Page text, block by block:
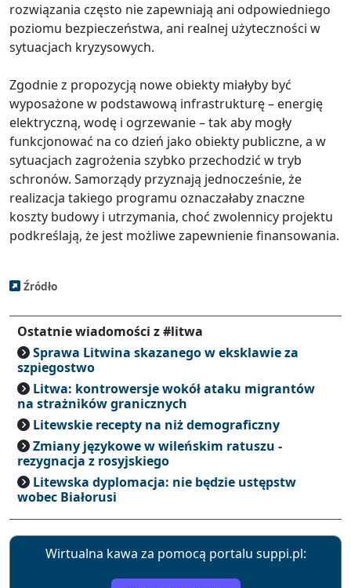
rozwiązania często nie zapewniają ani odpowiedniego
poziomu bezpieczeństwa, ani realnej użyteczności w
sytuacjach kryzysowych.
Zgodnie z propozycją nowe obiekty miałyby być
wyposażone w podstawową infrastrukturę – energię
elektryczną, wodę i ogrzewanie – tak aby mogły
funkcjonować na co dzień jako obiekty publiczne, a w
sytuacjach zagrożenia szybko przechodzić w tryb
schronów. Samorządy przyznają jednocześnie, że
realizacja takiego programu oznaczałaby znaczne
koszty budowy i utrzymania, choć zwolennicy projektu
podkreślają, że jest możliwe zapewnienie finansowania.
Źródło
Ostatnie wiadomości z #litwa
Sprawa Litwina skazanego w eksklawie za
szpiegostwo
Litwa: kontrowersje wokół ataku migrantów
na strażników granicznych
Litewskie recepty na niż demograficzny
Zmiany językowe w wileńskim ratuszu -
rezygnacja z rosyjskiego
Litewska dyplomacja: nie będzie ustępstw
wobec Białorusi
Wirtualna kawa za pomocą portalu suppi.pl: